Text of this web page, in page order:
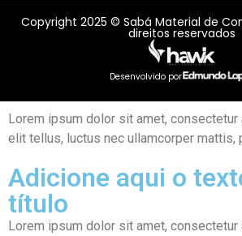
Copyright 2025 © Sabá Material de
direitos reservados
Desenvolvido por
Lorem ipsum dolor sit amet,
elit tellus, luctus nec ullamcorper mattis,
Adicione aqui o
título
Lorem ipsum dolor sit amet,